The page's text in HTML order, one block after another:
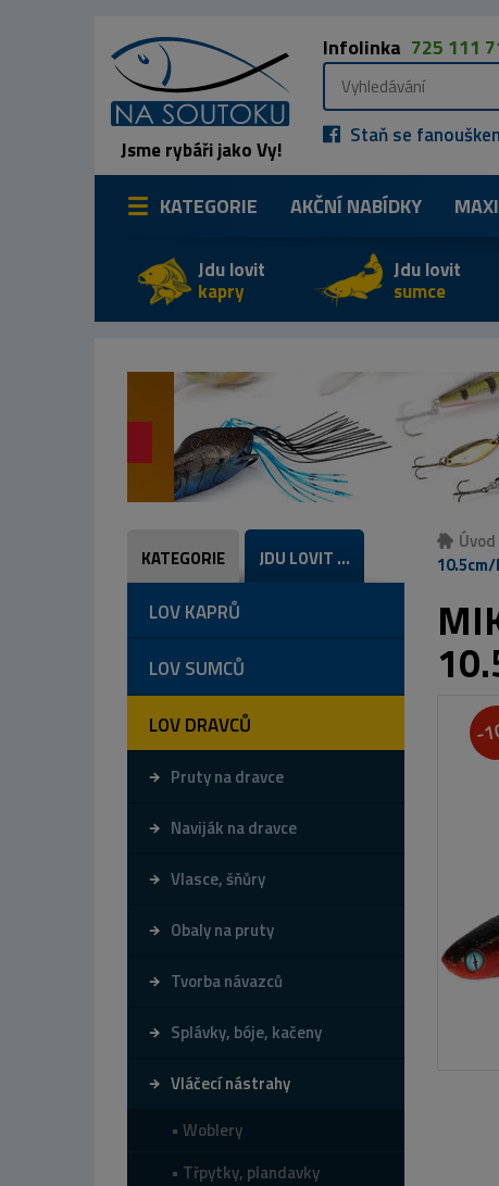
Jsme rybáři jako Vy!
Infolinka 725 111
Staň se
KATEGORIE AKČNÍ NABÍDKY
Jdu lovit
kapry
Jdu lovit
sumce
KATEGORIE JDU LOVIT ...
LOV KAPRŮ
LOV SUMCŮ
LOV DRAVCŮ
Pruty na dravce
Naviják na dravce
Vlasce, šňůry
Obaly na pruty
Tvorba návazců
Splávky, bóje, kačeny
Vláčecí nástrahy
Woblery
Třpytky, plandavky
Úvod
10.5cm/
-